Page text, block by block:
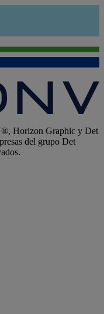
Horizon Graphic y Det
del grupo Det